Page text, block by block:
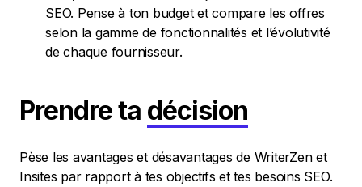
SEO. Pense à ton budget et compare les offres
selon la gamme de fonctionnalités et l’évolutivité
de chaque fournisseur.
Prendre ta décision
Pèse les avantages et désavantages de WriterZen et
Insites par rapport à tes objectifs et tes besoins SEO.